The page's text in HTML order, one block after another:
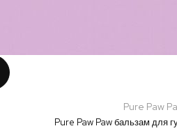
Pure Paw
Pure Paw Paw бальзам для